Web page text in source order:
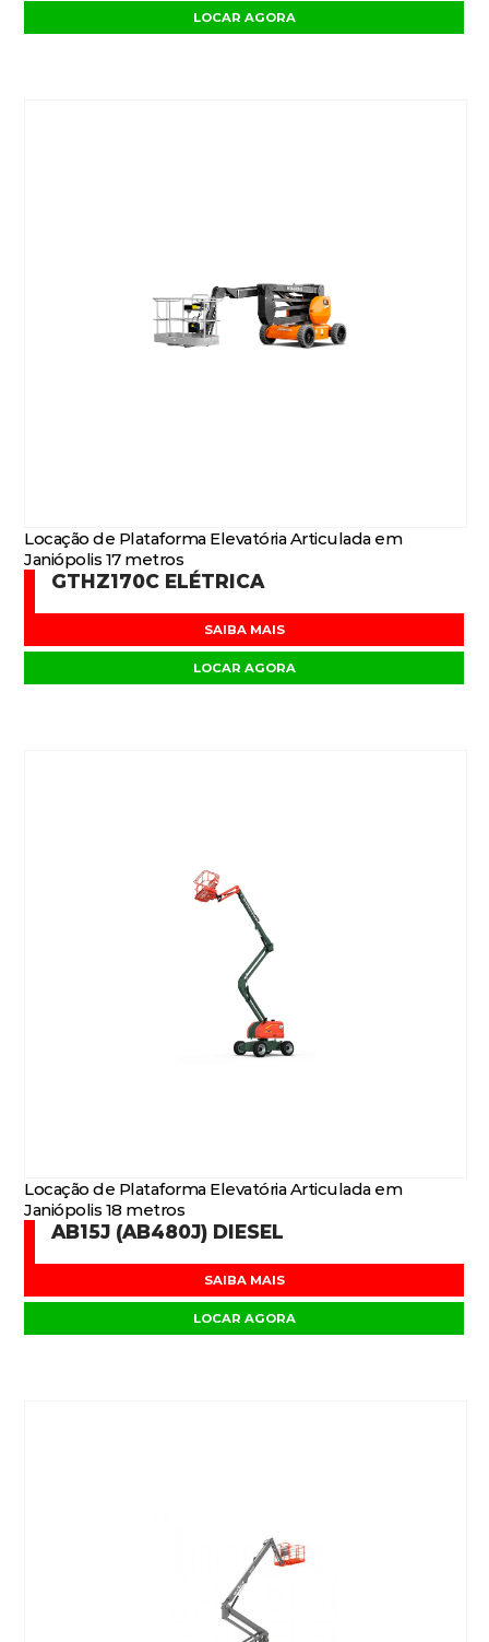
LOCAR AGORA
Locação de Plataforma Elevatória Articulada em
Janiópolis 17 metros
GTHZ170C ELÉTRICA
SAIBA MAIS
LOCAR AGORA
Locação de Plataforma Elevatória Articulada em
Janiópolis 18 metros
AB15J (AB480J) DIESEL
SAIBA MAIS
LOCAR AGORA